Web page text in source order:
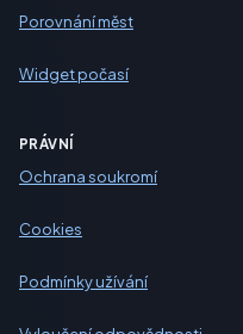
Porovnání měst
Widget počasí
PRÁVNÍ
Ochrana soukromí
Cookies
Podmínky užívání